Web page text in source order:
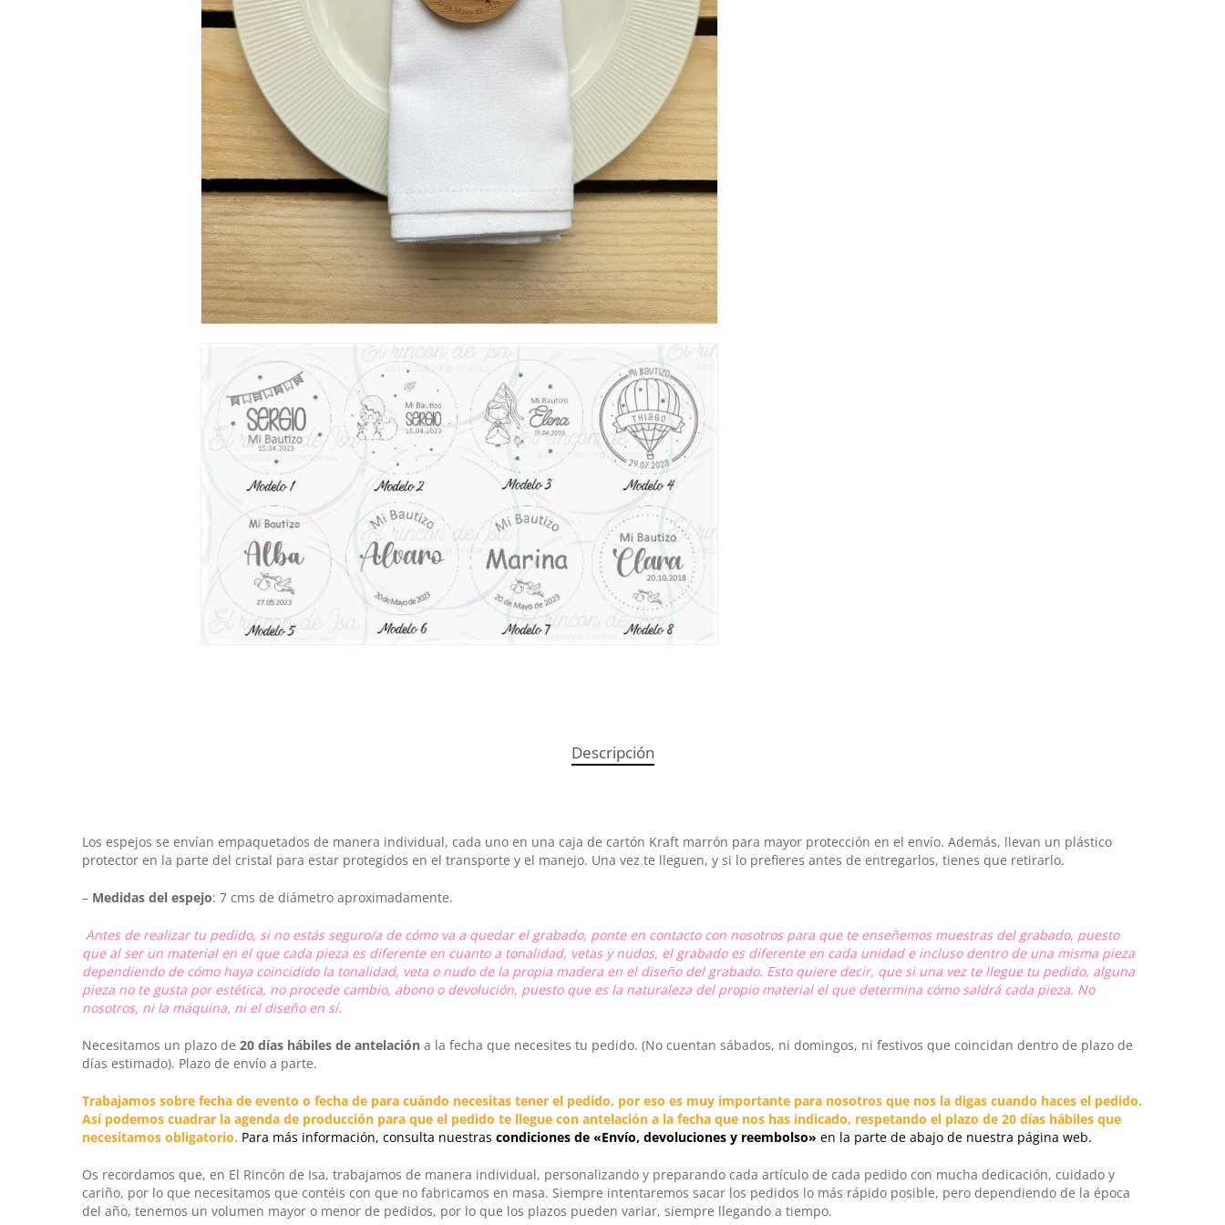
Descripción
Los espejos se envían empaquetados de manera individual, cada uno en una caja de cartón Kraft marrón para mayor protección en el envío. Además, llevan un plástico
protector en la parte del cristal para estar protegidos en el transporte y el manejo. Una vez te lleguen, y si lo prefieres antes de entregarlos, tienes que retirarlo.
– Medidas del espejo: 7 cms de diámetro aproximadamente.
Antes de realizar tu pedido, si no estás seguro/a de cómo va a quedar el grabado, ponte en contacto con nosotros para que te enseñemos muestras del grabado, puesto
que al ser un material en el que cada pieza es diferente en cuanto a tonalidad, vetas y nudos, el grabado es diferente en cada unidad e incluso dentro de una misma pieza
dependiendo de cómo haya coincidido la tonalidad, veta o nudo de la propia madera en el diseño del grabado. Esto quiere decir, que si una vez te llegue tu pedido, alguna
pieza no te gusta por estética, no procede cambio, abono o devolución, puesto que es la naturaleza del propio material el que determina cómo saldrá cada pieza. No
nosotros, ni la máquina, ni el diseño en sí.
Necesitamos un plazo de 20 días hábiles de antelación a la fecha que necesites tu pedido. (No cuentan sábados, ni domingos, ni festivos que coincidan dentro de plazo de
días estimado). Plazo de envío a parte.
Trabajamos sobre fecha de evento o fecha de para cuándo necesitas tener el pedido, por eso es muy importante para nosotros que nos la digas cuando haces el pedido.
Así podemos cuadrar la agenda de producción para que el pedido te llegue con antelación a la fecha que nos has indicado, respetando el plazo de 20 días hábiles que
necesitamos obligatorio. Para más información, consulta nuestras condiciones de «Envío, devoluciones y reembolso» en la parte de abajo de nuestra página web.
Os recordamos que, en El Rincón de Isa, trabajamos de manera individual, personalizando y preparando cada artículo de cada pedido con mucha dedicación, cuidado y
cariño, por lo que necesitamos que contéis con que no fabricamos en masa. Siempre intentaremos sacar los pedidos lo más rápido posible, pero dependiendo de la época
del año, tenemos un volumen mayor o menor de pedidos, por lo que los plazos pueden variar, siempre llegando a tiempo.